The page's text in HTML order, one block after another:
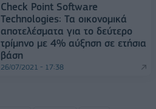
Check Point Software
Technologies: Τα οικονομικά
αποτελέσματα για το δεύτερο
τρίμηνο με 4% αύξηση σε ετήσια
βάση
26/07/2021 - 17:38